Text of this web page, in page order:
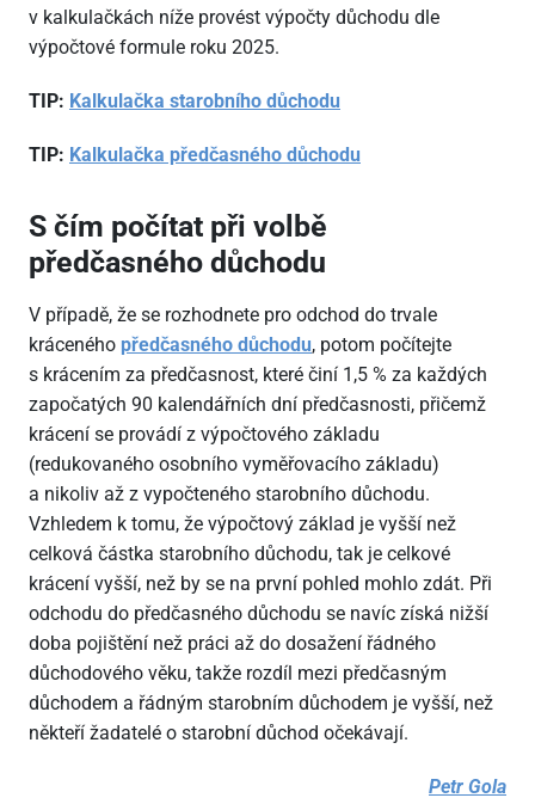
v kalkulačkách níže provést výpočty důchodu dle
výpočtové formule roku 2025.
TIP: Kalkulačka starobního důchodu
TIP: Kalkulačka předčasného důchodu
S čím počítat při volbě
předčasného důchodu
V případě, že se rozhodnete pro odchod do trvale
kráceného předčasného důchodu, potom počítejte
s krácením za předčasnost, které činí 1,5 % za každých
započatých 90 kalendářních dní předčasnosti, přičemž
krácení se provádí z výpočtového základu
(redukovaného osobního vyměřovacího základu)
a nikoliv až z vypočteného starobního důchodu.
Vzhledem k tomu, že výpočtový základ je vyšší než
celková částka starobního důchodu, tak je celkové
krácení vyšší, než by se na první pohled mohlo zdát. Při
odchodu do předčasného důchodu se navíc získá nižší
doba pojištění než práci až do dosažení řádného
důchodového věku, takže rozdíl mezi předčasným
důchodem a řádným starobním důchodem je vyšší, než
někteří žadatelé o starobní důchod očekávají.
Petr Gola